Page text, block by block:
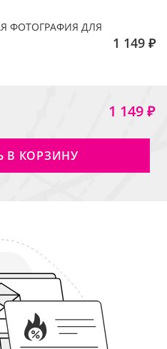
ФОТОГРАФИЯ ДЛЯ
1 149 ₽
1 149 ₽
В КОРЗИНУ